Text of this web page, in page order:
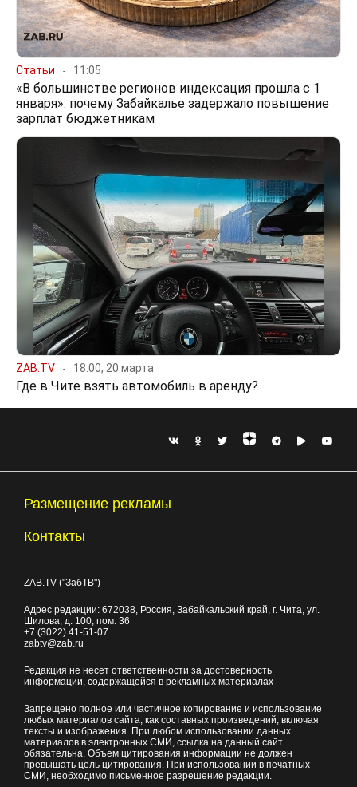
Статьи 11:05
«В большинстве регионов индексация прошла с 1
января»: почему Забайкалье задержало повышение
зарплат бюджетникам
ZAB.TV 18:00, 20 марта
Где в Чите взять автомобиль в аренду?
Размещение рекламы
Контакты
ZAB.TV ("ЗабТВ")
Адрес редакции: 672038, Россия, Забайкальский край, г. Чита, ул.
Шилова, д. 100, пом. 36
+7 (3022) 41-51-07
zabtv@zab.ru
Редакция не несет ответственности за достоверность
информации, содержащейся в рекламных материалах
Запрещено полное или частичное копирование и использование
любых материалов сайта, как составных произведений, включая
тексты и изображения. При любом использовании данных
материалов в электронных СМИ, ссылка на данный сайт
обязательна. Объем цитирования информации не должен
превышать цель цитирования. При использовании в печатных
СМИ, необходимо письменное разрешение редакции.